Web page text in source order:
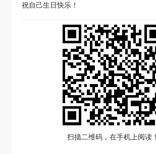
祝自己生日快乐！
扫描二维码，在手机上阅读！